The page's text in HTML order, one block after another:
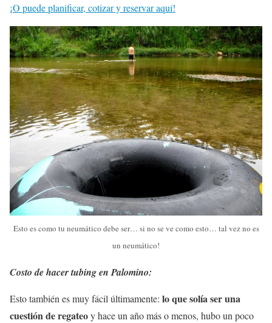
¡O puede planificar, cotizar y reservar aquí!
Esto es como tu neumático debe ser… si no se ve como esto… tal vez no es
un neumático!
Costo de hacer tubing en Palomino:
Esto también es muy fácil últimamente: lo que solía ser una
cuestión de regateoy hace un año más o menos, hubo un poco